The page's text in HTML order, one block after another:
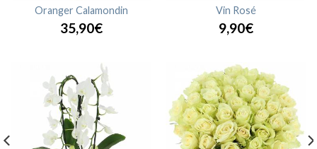
Oranger Calamondin
35,90€
Vin Rosé
9,90€